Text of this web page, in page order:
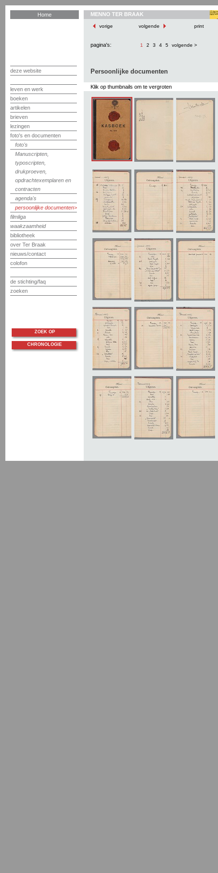
Home
deze website
leven en werk
boeken
artikelen
brieven
lezingen
foto's en documenten
foto's
Manuscripten,
typoscripten,
drukproeven,
opdrachtexemplaren en
contracten
agenda's
persoonlijke documenten
filmliga
waakzaamheid
bibliotheek
over Ter Braak
nieuws/contact
colofon
de stichting/faq
zoeken
MENNO TER BRAAK
vorige volgende print
pagina's: 1 2 3 4 5 volgende >
Persoonlijke documenten
Klik op thumbnails om te vergroten
ZOEK OP
CHRONOLOGIE